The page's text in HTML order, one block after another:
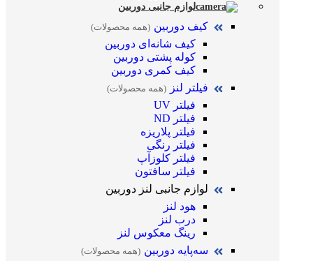
لوازم جانبی دوربین
کیف دوربین (همه محصولات)
کیف شانه‌ای دوربین
کوله پشتی دوربین
کیف کمری دوربین
فیلتر لنز
(همه محصولات)
فیلتر UV
فیلتر ND
فیلتر پلاریزه
فیلتر رنگی
فیلتر کلوزآپ
فیلتر سافتون
لوازم جانبی لنز دوربین
هود لنز
درب لنز
رینگ معکوس لنز
سه‌پایه دوربین (همه محصولات)